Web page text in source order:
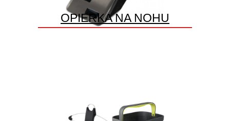
OPIERKA NA NOHU